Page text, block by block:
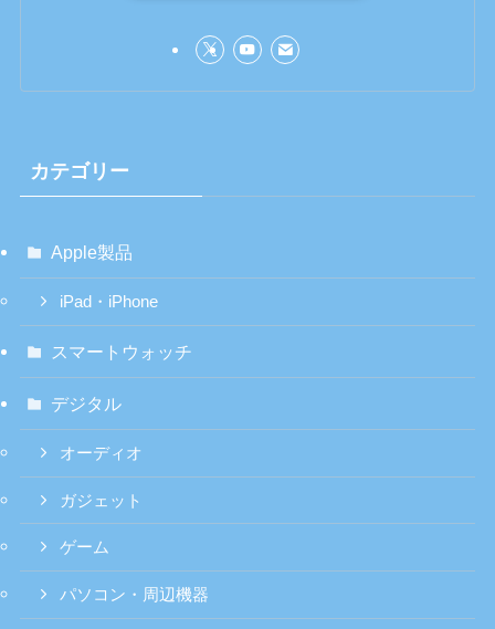
カテゴリー
Apple製品
iPad・iPhone
スマートウォッチ
デジタル
オーディオ
ガジェット
ゲーム
パソコン・周辺機器